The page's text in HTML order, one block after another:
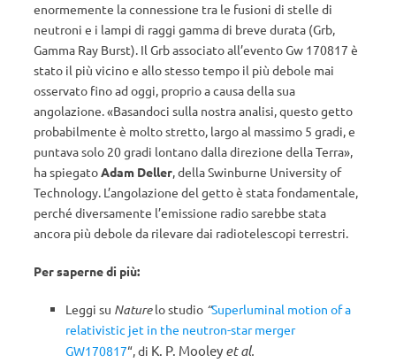
enormemente la connessione tra le fusioni di stelle di
neutroni e i lampi di raggi gamma di breve durata (Grb,
Gamma Ray Burst). Il Grb associato all’evento Gw 170817 è
stato il più vicino e allo stesso tempo il più debole mai
osservato fino ad oggi, proprio a causa della sua
angolazione. «Basandoci sulla nostra analisi, questo getto
probabilmente è molto stretto, largo al massimo 5 gradi, e
puntava solo 20 gradi lontano dalla direzione della Terra»,
ha spiegatoAdam Deller, della Swinburne University of
Technology. L’angolazione del getto è stata fondamentale,
perché diversamente l’emissione radio sarebbe stata
ancora più debole da rilevare dai radiotelescopi terrestri.
Per saperne di più:
Leggi su Naturelo studio “Superluminal motion of a
relativistic jet in the neutron-star merger
GW170817“, di K. P. Mooley et al.